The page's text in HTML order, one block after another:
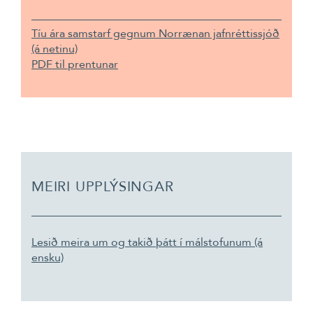
Tíu ára samstarf gegnum Norrænan jafnréttissjóð
(á netinu)
PDF til prentunar
MEIRI UPPLÝSINGAR
Lesið meira um og takið þátt í málstofunum (á
ensku)